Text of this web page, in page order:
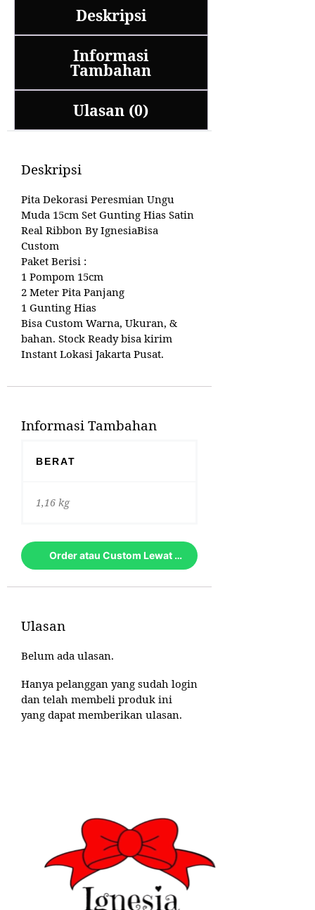
Deskripsi
Informasi
Tambahan
Ulasan (0)
Deskripsi
Pita Dekorasi Peresmian Ungu
Muda 15cm Set Gunting Hias Satin
Real Ribbon By IgnesiaBisa
Custom
Paket Berisi :
1 Pompom 15cm
2 Meter Pita Panjang
1 Gunting Hias
Bisa Custom Warna, Ukuran, &
bahan. Stock Ready bisa kirim
Instant Lokasi Jakarta Pusat.
Informasi Tambahan
BERAT
1,16 kg
Order atau Custom Lewat Whatsapp
Ulasan
Belum ada ulasan.
Hanya pelanggan yang sudah login
dan telah membeli produk ini
yang dapat memberikan ulasan.